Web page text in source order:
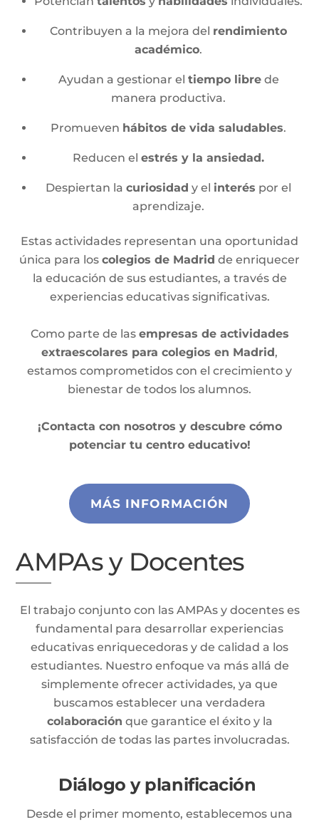
Contribuyen a la mejora del rendimiento
académico.
Ayudan a gestionar el tiempo librede
manera productiva.
Promueven hábitos de vida saludables.
Reducen elestrés y la ansiedad.
Despiertan lacuriosidad y el interés por el
aprendizaje.
Estas actividades representan una oportunidad
única para los colegios de Madrid de enriquecer
la educación de sus estudiantes, a través de
experiencias educativas significativas.
Como parte de las empresas de actividades
extraescolares para colegios en Madrid,
estamos comprometidos con el crecimiento y
bienestar de todos los alumnos.
¡Contacta con nosotros y descubre cómo
potenciar tu centro educativo!
MÁS INFORMACIÓN
AMPAs y Docentes
El trabajo conjunto con las AMPAs y docentes es
fundamental para desarrollar experiencias
educativas enriquecedoras y de calidad a los
estudiantes. Nuestro enfoque va más allá de
simplemente ofrecer actividades, ya que
buscamos establecer una verdadera
colaboración que garantice el éxito y la
satisfacción de todas las partes involucradas.
Diálogo y planificación
Desde el primer momento, establecemos una